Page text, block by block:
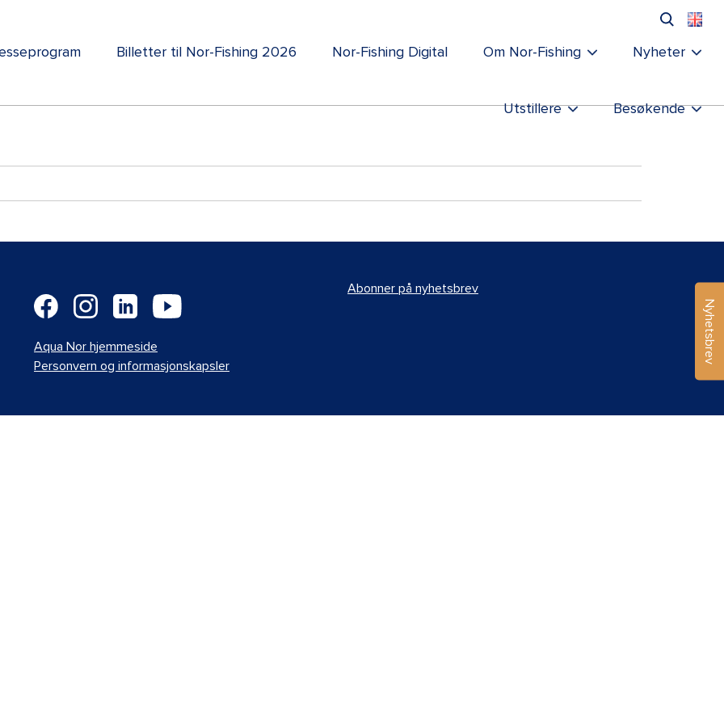
Billetter til Nor-Fishing 2026 Nor-Fishing Digital Om Nor-Fishing Nyheter
Utstillere Besøkende
Nyhetsbrev
Aqua Nor hjemmeside
Personvern og informasjonskapsler
Abonner på nyhetsbrev